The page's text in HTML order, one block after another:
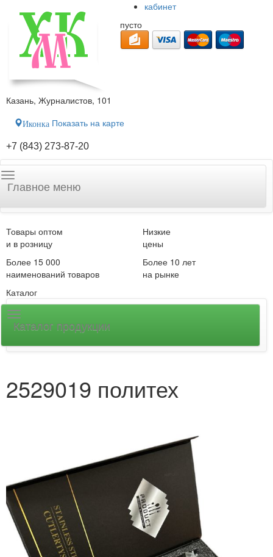
кабинет
пусто
Казань, Журналистов, 101
Иконка Показать на карте
+7 (843) 273-87-20
Главное меню
Товары оптом
и в розницу
Низкие
цены
Более 15 000
наименований товаров
Более 10 лет
на рынке
Каталог
Каталог продукции
2529019 политех